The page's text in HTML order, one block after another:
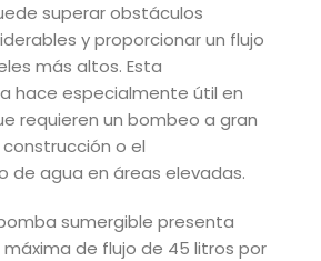
superar obstáculos
y proporcionar un flujo
más altos. Esta
hace especialmente útil en
requieren un bombeo a gran
o el
de agua en áreas elevadas.
sumergible presenta
de flujo de 45 litros por